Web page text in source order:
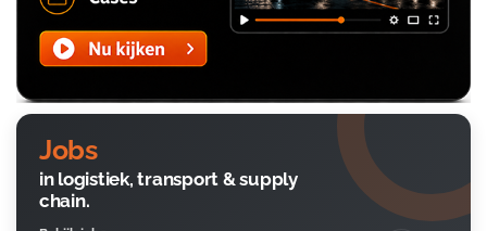
Jobs
in logistiek, transport & supply
chain.